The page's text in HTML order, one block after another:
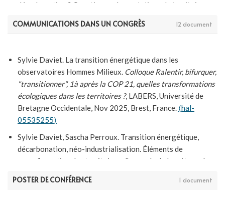
décarbonation ? Questionner les mutations du territoire
industrialo-portuaire Fos-Étang de Berre.
innovation, 2025, 10 (4), pp.136-152.
Sylvie Daviet, Sascha Perroux, Sébastien Velut.
Modernisation écologique, territorialisation et
gouvernance de la transition.Annales de géographie, 2025,
n° 764 (4), pp.51-75. ⟨10.3917/ag.764.0051⟩.⟨hal-
05534152⟩
Sylvie Daviet, Alexandra Schleyer-Lindenmann, Jean-Claude
Raynal, Pierre Batteau, Yves Noack. The Provence
Coalfield: trajectory, assessment and prospective.
Rendus. Géoscience
, 2024, 356 (S3), pp.1-16.
COMMUNICATIONS DANS UN CONGRÈS 12 document
Sylvie Daviet. La transition énergétique dans les
observatoires Hommes Milieux. Colloque Ralentir, bifurquer,
"transitionner", 1à après la COP 21, quelles transformations
écologiques dans les territoires ?, LABERS, Université de
Bretagne Occidentale, Nov 2025, Brest, France. ⟨hal-
05535255⟩
Sylvie Daviet, Sascha Perroux. Transition énergétique,
décarbonation, néo-industrialisation. Éléments de
reconfiguration des territoires : l'exemple de la métropole
Aix-Marseille Provence.
profits à l'âge industriel
, May 2024, Marseille, France.⟨hal-
POSTER DE CONFÉRENCE 1 document